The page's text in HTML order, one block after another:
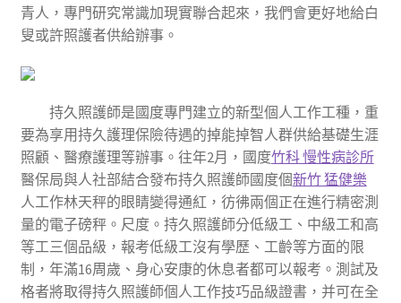
青人，專門研究常識加現實聯合起來，我們會更好地給白
叟或許照護者供給辦事。
持久照護師是國度專門建立的新型個人工作工種，重
要為享用持久護理保險待遇的掉能掉智人群供給基礎生涯
照顧、醫療護理等辦事。往年2月，國度竹科 慢性病診所
醫保局與人社部結合發布持久照護師國度個新竹 猛健樂
人工作林天秤的眼睛變得通紅，彷彿兩個正在進行精密測
量的電子磅秤。尺度。持久照護師分低級工、中級工和高
等工三個品級，報考低級工沒有學歷、工齡等方面的限
制，年滿16周歲、身心安康的休息者都可以報考。測試及
格者將取得持久照護師個人工作技巧品級證書，并可在全